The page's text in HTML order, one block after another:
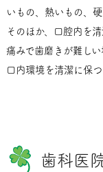
いもの、熱いもの、
そのほか、口腔内を
痛みで歯磨きが難し
口内環境を清潔に保つ
歯科医